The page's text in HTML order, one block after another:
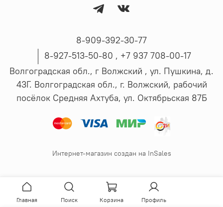
8-909-392-30-77
8-927-513-50-80 , ‪+7 937 708-00-17
Волгоградская обл., г Волжский , ул. Пушкина, д.
43Г. Волгоградская обл., г. Волжский, рабочий
посёлок Средняя Ахтуба, ул. Октябрьская 87Б
Интернет-магазин создан на InSales
Главная Поиск Корзина Профиль